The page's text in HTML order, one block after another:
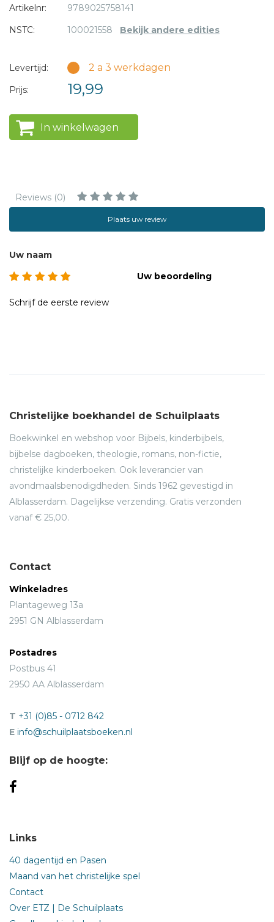
Artikelnr:
9789025758141
NSTC:
100021558 Bekijk andere edities
Levertijd: 2 a 3 werkdagen
Prijs: 19,99
In winkelwagen
Reviews (0)
Plaats uw review
Uw naam
Uw beoordeling
Schrijf de eerste review
Christelijke boekhandel de Schuilplaats
Boekwinkel en webshop voor Bijbels, kinderbijbels,
bijbelse dagboeken, theologie, romans, non-fictie,
christelijke kinderboeken. Ook leverancier van
avondmaalsbenodigdheden. Sinds 1962 gevestigd in
Alblasserdam. Dagelijkse verzending. Gratis verzonden
vanaf € 25,00.
Contact
Winkeladres
Plantageweg 13a
2951 GN Alblasserdam
Postadres
Postbus 41
2950 AA Alblasserdam
T +31 (0)85 - 0712 842
E info@schuilplaatsboeken.nl
Blijf op de hoogte:
Links
40 dagentijd en Pasen
Maand van het christelijke spel
Contact
Over ETZ | De Schuilplaats